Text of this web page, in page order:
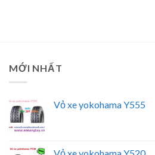
MỚI NHẤT
Vỏ xe yokohama Y555